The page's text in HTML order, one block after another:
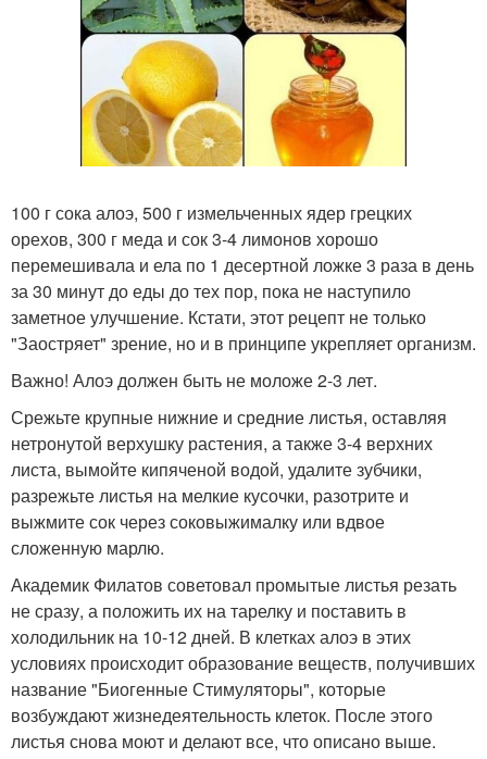
100 г сока алоэ, 500 г измельченных ядер грецких
орехов, 300 г меда и сок 3-4 лимонов хорошо
перемешивала и ела по 1 десертной ложке 3 раза в день
за 30 минут до еды до тех пор, пока не наступило
заметное улучшение. Кстати, этот рецепт не только
"Заостряет" зрение, но и в принципе укрепляет организм.
Важно! Алоэ должен быть не моложе 2-3 лет.
Срежьте крупные нижние и средние листья, оставляя
нетронутой верхушку растения, а также 3-4 верхних
листа, вымойте кипяченой водой, удалите зубчики,
разрежьте листья на мелкие кусочки, разотрите и
выжмите сок через соковыжималку или вдвое
сложенную марлю.
Академик Филатов советовал промытые листья резать
не сразу, а положить их на тарелку и поставить в
холодильник на 10-12 дней. В клетках алоэ в этих
условиях происходит образование веществ, получивших
название "Биогенные Стимуляторы", которые
возбуждают жизнедеятельность клеток. После этого
листья снова моют и делают все, что описано выше.